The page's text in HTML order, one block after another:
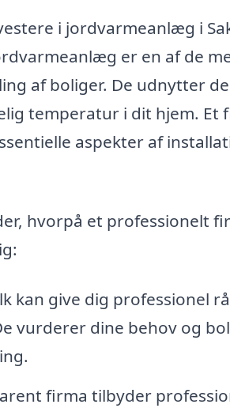
i jordvarmeanlæg i
er en af de
af boliger. De udnytter
temperatur i dit hjem. Et
aspekter af
hvorpå et professionelt
kan give dig professionel
vurderer dine behov og
firma tilbyder